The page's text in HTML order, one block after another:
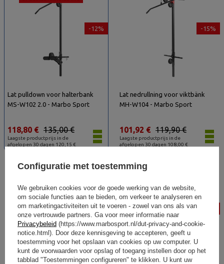
-12%
Lat pulldown voor halterbank
MS-W102 2.0 - Marbo Sport
Laagste productprijs in de
afgelopen 30 dagen 120,15 €
135,00 €
118,80 €
-15%
Lat nedrullning voor viktbänk
MH-W104 - Marbo Sport
Laagste productprijs in de
afgelopen 30 dagen 108,00 €
119,90 €
101,92 €
-12%
Configuratie met toestemming
We gebruiken cookies voor de goede werking van de website,
om sociale functies aan te bieden, om verkeer te analyseren en
om marketingactiviteiten uit te voeren - zowel van ons als van
onze vertrouwde partners. Ga voor meer informatie naar
Privacybeleid (https://www.marbosport.nl/dut-privacy-and-cookie-
notice.html). Door deze kennisgeving te accepteren, geeft u
toestemming voor het opslaan van cookies op uw computer. U
kunt de voorwaarden voor opslag of toegang instellen door op het
tabblad "Toestemmingen configureren" te klikken. U kunt uw